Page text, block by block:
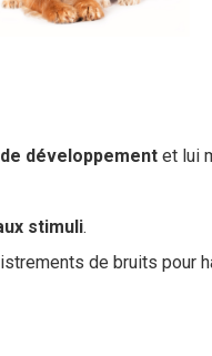
développement et lui
stimuli.
de bruits pour